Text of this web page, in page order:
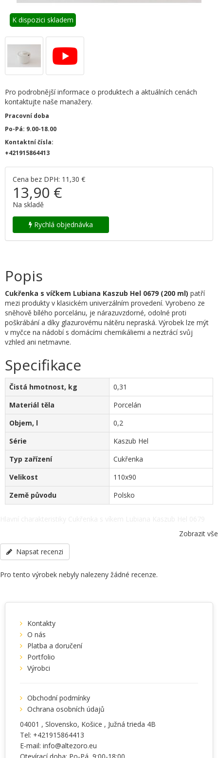
K dispozici skladem
Pro podrobnější informace o produktech a aktuálních cenách
kontaktujte naše manažery.
Pracovní doba
Po-Pá: 9.00-18.00
Kontaktní čísla:
+421915864413
Cena bez DPH: 11,30 €
13,90 €
Na skladě
Rychlá objednávka
Popis
Cukřenka s víčkem Lubiana Kaszub Hel 0679 (200 ml) patří
mezi produkty v klasickém univerzálním provedení. Vyrobeno ze
sněhově bílého porcelánu, je nárazuvzdorné, odolné proti
poškrábání a díky glazurovému nátěru nepraská. Výrobek lze mýt
v myčce na nádobí s domácími chemikáliemi a neztrácí svůj
vzhled ani netmavne.
Specifikace
Čistá hmotnost, kg
0,31
Materiál těla
Porcelán
Objem, l
0,2
Série
Kaszub Hel
Typ zařízení
Cukřenka
Velikost
110x90
Země původu
Polsko
- 0,2, Série - Kaszub Hel, Typ zařízení - Cukřenka, Velikost - 110x90,
Země původu - Polsko, další specifikace po telefonu: +38(067)
5710158.
Zobrazit vše
Napsat recenzi
Pro tento výrobek nebyly nalezeny žádné recenze.
Kontakty
O nás
Platba a doručení
Portfolio
Výrobci
Obchodní podmínky
Ochrana osobních údajů
04001 , Slovensko, Košice , Južná trieda 4B
Tel: +421915864413
E-mail: info@altezoro.eu
Otevírací doba: Po-Pá, 9:00-18:00